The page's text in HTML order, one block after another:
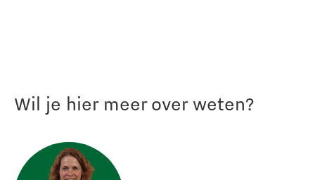
Wil je hier meer over weten?